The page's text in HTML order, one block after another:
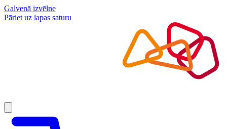
Galvenā izvēlne
Pāriet uz lapas saturu